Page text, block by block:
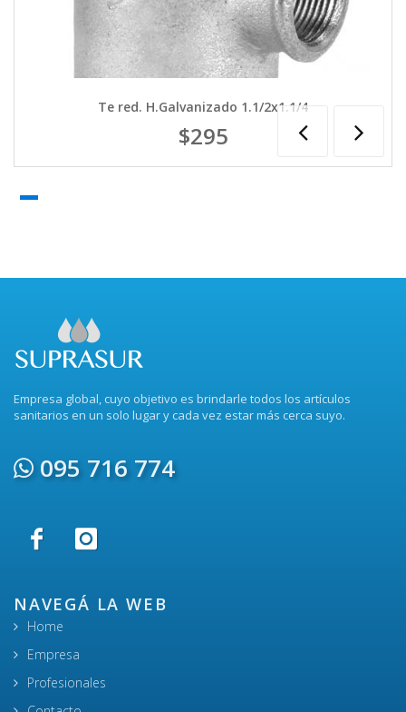
Te red. H.Galvanizado 1.1/2x1.1/4
$295
Empresa global, cuyo objetivo es brindarle todos los artículos
sanitarios en un solo lugar y cada vez estar más cerca suyo.
095 716 774
NAVEGÁ LA WEB
Home
Empresa
Profesionales